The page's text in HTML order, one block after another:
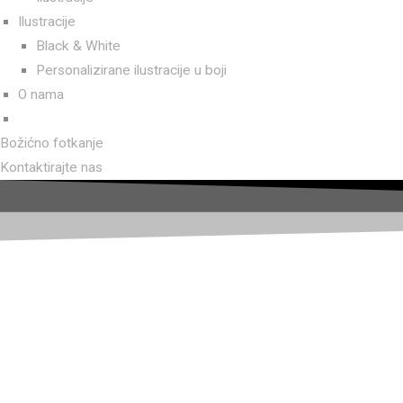
Ilustracije
Black & White
Personalizirane ilustracije u boji
O nama
Božićno fotkanje
Kontaktirajte nas